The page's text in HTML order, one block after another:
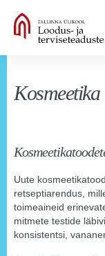
Kosmeetika
Uute
retseptiarendus,
toimeaineid
mitmete testide
konsistentsi,